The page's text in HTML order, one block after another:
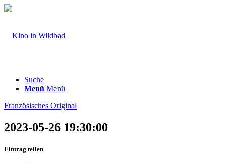
Suche
Menü Menü
Französisches Original
2023-05-26 19:30:00
Eintrag teilen